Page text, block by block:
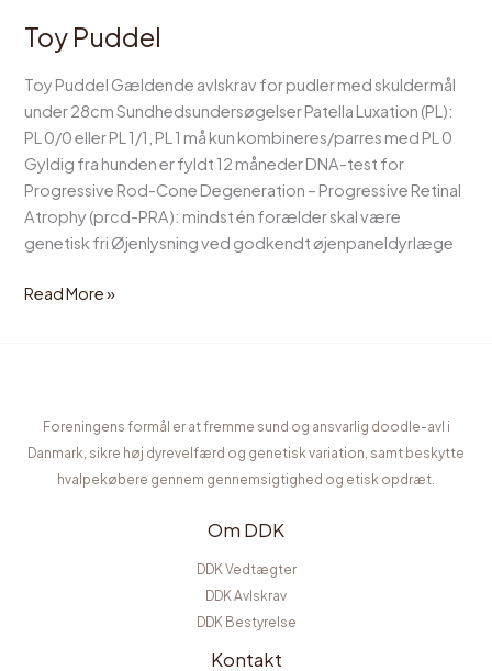
Toy Puddel
Toy Puddel Gældende avlskrav for pudler med skuldermål
under 28cm Sundhedsundersøgelser Patella Luxation (PL):
PL 0/0 eller PL 1/1, PL 1 må kun kombineres/parres med PL 0
Gyldig fra hunden er fyldt 12 måneder DNA-test for
Progressive Rod-Cone Degeneration – Progressive Retinal
Atrophy (prcd-PRA): mindst én forælder skal være
genetisk fri Øjenlysning ved godkendt øjenpaneldyrlæge
Read More »
Foreningens formål er at fremme sund og ansvarlig doodle-avl i
Danmark, sikre høj dyrevelfærd og genetisk variation, samt beskytte
hvalpekøbere gennem gennemsigtighed og etisk opdræt.
Om DDK
DDK Vedtægter
DDK Avlskrav
DDK Bestyrelse
Kontakt